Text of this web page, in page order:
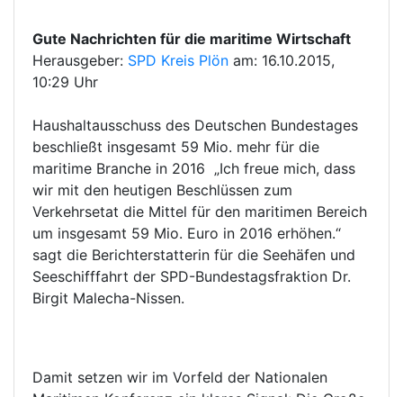
Gute Nachrichten für die maritime Wirtschaft
Herausgeber: SPD Kreis Plön am: 16.10.2015,
10:29 Uhr
Haushaltausschuss des Deutschen Bundestages
beschließt insgesamt 59 Mio. mehr für die
maritime Branche in 2016 „Ich freue mich, dass
wir mit den heutigen Beschlüssen zum
Verkehrsetat die Mittel für den maritimen Bereich
um insgesamt 59 Mio. Euro in 2016 erhöhen.“
sagt die Berichterstatterin für die Seehäfen und
Seeschifffahrt der SPD-Bundestagsfraktion Dr.
Birgit Malecha-Nissen.
Damit setzen wir im Vorfeld der Nationalen